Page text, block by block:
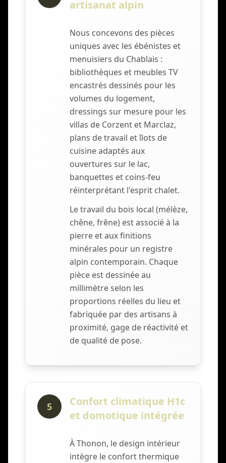
artisanat alpin
Nous concevons des pièces
uniques avec les ébénistes et
menuisiers du Chablais :
bibliothèques et meubles TV
encastrés dessinés pour les
volumes du logement,
dressings sur mesure pour les
villas de Corzent et Marclaz,
plans de travail et îlots de
cuisine adaptés aux
ouvertures sur le lac,
banquettes et coins-feu
réinterprétant l'esprit chalet.
Le travail du bois local (mélèze,
chêne, frêne) est associé à la
pierre et aux finitions
minérales pour un registre
alpin contemporain. Chaque
pièce est dessinée au
millimètre selon les
proportions réelles du lieu et
fabriquée par des artisans à
proximité, gage de réactivité et
de qualité de pose.
5
Confort climatique H1c
et domotique intégrée
À Thonon, le design intérieur
intègre le confort thermique